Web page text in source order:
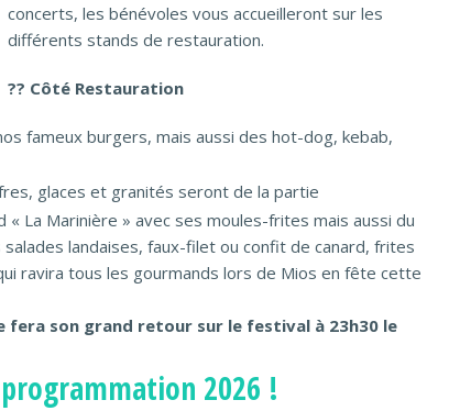
concerts, les bénévoles vous accueilleront sur les
différents stands de restauration.
?? Côté Restauration
fameux burgers, mais aussi des hot-dog, kebab,
glaces et granités seront de la partie
La Marinière » avec ses moules-frites mais aussi du
landaises, faux-filet ou confit de canard, frites
ravira tous les gourmands lors de Mios en fête cette
fera son grand retour sur le festival à 23h30 le
2026 !